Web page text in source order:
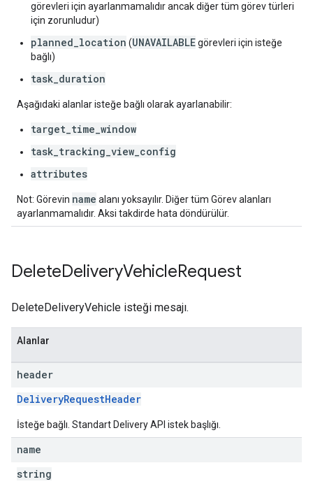
görevleri için ayarlanmamalıdır ancak diğer tüm görev türleri
için zorunludur)
planned_location (UNAVAILABLEgörevleri için isteğe
bağlı)
task_duration
Aşağıdaki alanlar isteğe bağlı olarak ayarlanabilir:
target_time_window
task_tracking_view_config
attributes
Not: Görevin name alanı yoksayılır. Diğer tüm Görev alanları
ayarlanmamalıdır. Aksi takdirde hata döndürülür.
DeleteDeliveryVehicleRequest
DeleteDeliveryVehicle isteği mesajı.
Alanlar
header
DeliveryRequestHeader
İsteğe bağlı. Standart Delivery API istek başlığı.
name
string